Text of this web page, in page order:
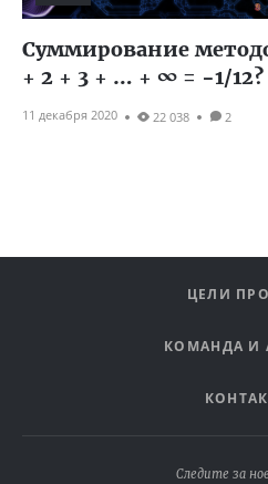
Суммирование
+ 2 + 3 + … + ∞ = −1/12?
11 декабря 2020 22 038 2
ЦЕЛИ
КОМАНДА И
Следите за